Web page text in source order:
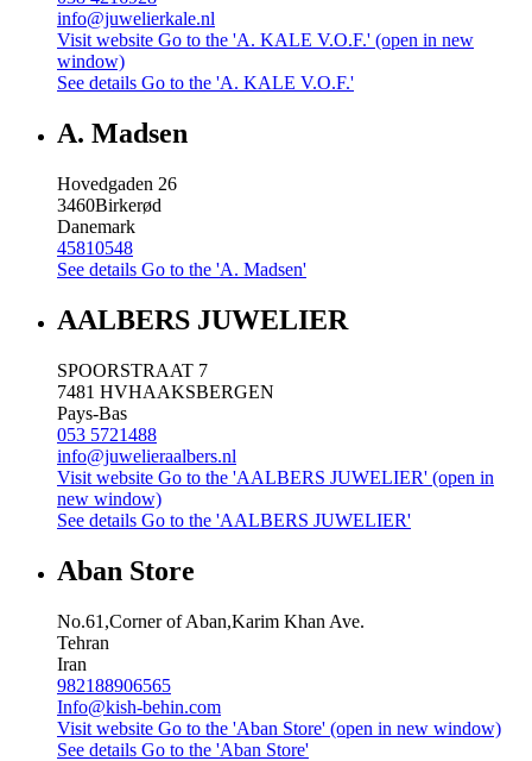
info@juwelierkale.nl
Visit website Go to the 'A. KALE V.O.F.' (open in new
window)
See details Go to the 'A. KALE V.O.F.'
A. Madsen
Hovedgaden 26
3460Birkerød
Danemark
45810548
See details Go to the 'A. Madsen'
AALBERS JUWELIER
SPOORSTRAAT 7
7481 HVHAAKSBERGEN
Pays-Bas
053 5721488
info@juwelieraalbers.nl
Visit website Go to the 'AALBERS JUWELIER' (open in
new window)
See details Go to the 'AALBERS JUWELIER'
Aban Store
No.61,Corner of Aban,Karim Khan Ave.
Tehran
Iran
982188906565
Info@kish-behin.com
Visit website Go to the 'Aban Store' (open in new window)
See details Go to the 'Aban Store'